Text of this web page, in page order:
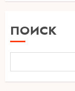
ПОИСК